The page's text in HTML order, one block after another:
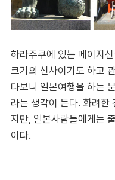
하라주쿠에 있는 메이지
크기의 신사이기도 하고
다보니 일본여행을 하는
라는 생각이 든다. 화려한
지만, 일본사람들에게는
이다.